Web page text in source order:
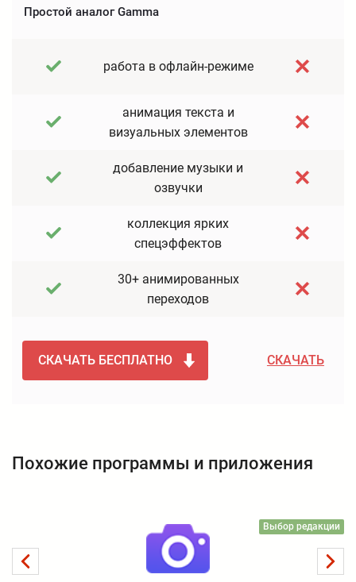
Простой аналог Gamma
работа в офлайн-режиме
анимация текста и
визуальных элементов
добавление музыки и
озвучки
коллекция ярких
спецэффектов
30+ анимированных
переходов
СКАЧАТЬ БЕСПЛАТНО СКАЧАТЬ
Похожие программы и приложения
Выбор редакции